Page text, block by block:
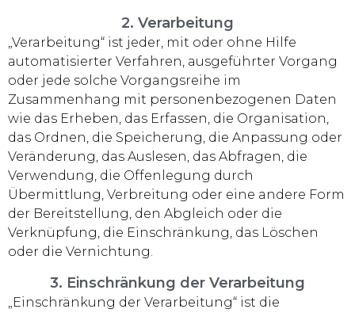
2. Verarbeitung
„Verarbeitung“ ist jeder, mit oder ohne Hilfe
automatisierter Verfahren, ausgeführter Vorgang
oder jede solche Vorgangsreihe im
Zusammenhang mit personenbezogenen Daten
wie das Erheben, das Erfassen, die Organisation,
das Ordnen, die Speicherung, die Anpassung oder
Veränderung, das Auslesen, das Abfragen, die
Verwendung, die Offenlegung durch
Übermittlung, Verbreitung oder eine andere Form
der Bereitstellung, den Abgleich oder die
Verknüpfung, die Einschränkung, das Löschen
oder die Vernichtung.
3. Einschränkung der Verarbeitung
„Einschränkung der Verarbeitung“ ist die